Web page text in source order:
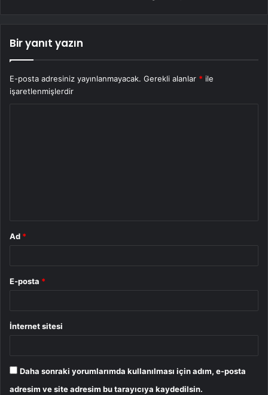
Bir yanıt yazın
E-posta adresiniz yayınlanmayacak. Gerekli alanlar * ile
işaretlenmişlerdir
Ad *
E-posta *
İnternet sitesi
Daha sonraki yorumlarımda kullanılması için adım, e-posta
adresim ve site adresim bu tarayıcıya kaydedilsin.